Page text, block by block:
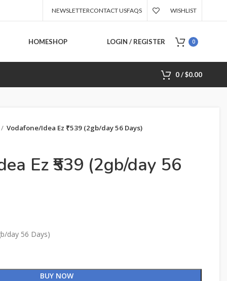
NEWSLETTERCONTACT USFAQS WISHLIST
HOMESHOP LOGIN / REGISTER 0
0/ $0.00
Vodafone/Idea Ez ₹539 (2gb/day 56 Days)
Ez ₹539 (2gb/day 56
day 56 Days)
BUY NOW